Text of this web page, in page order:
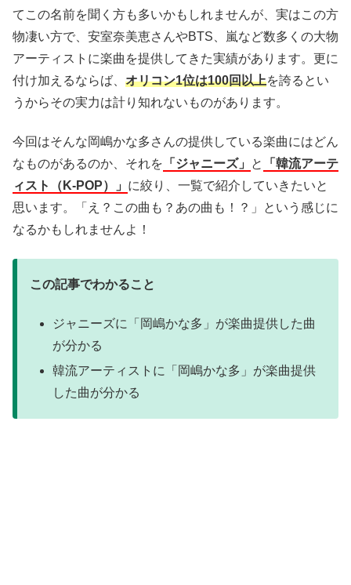
てこの名前を聞く方も多いかもしれませんが、実はこの方
物凄い方で、安室奈美恵さんやBTS、嵐など数多くの大物
アーティストに楽曲を提供してきた実績があります。更に
付け加えるならば、 オリコン1位は100回以上を誇るとい
うからその実力は計り知れないものがあります。
今回はそんな岡嶋かな多さんの提供している楽曲にはどん
なものがあるのか、それを 「ジャニーズ」 と
「韓流アーテ
ィスト（K-POP）」 に絞り、一覧で紹介していきたいと
思います。「え？この曲も？あの曲も！？」という感じに
なるかもしれませんよ！
この記事でわかること
ジャニーズに「岡嶋かな多」が楽曲提供した曲
が分かる
韓流アーティストに「岡嶋かな多」が楽曲提供
した曲が分かる